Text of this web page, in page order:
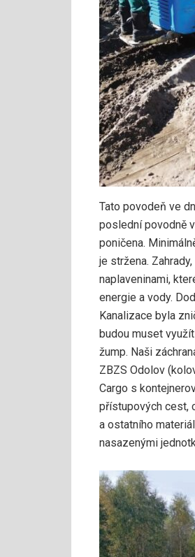
Tato povodeň ve
poslední povodně
poničena.
je stržena.
naplaveninami,
energie a vody.
Kanalizace byla
budou muset
žump. Naši
ZBZS Odolov
Cargo s
přístupových cest,
a ostatního
nasazenými